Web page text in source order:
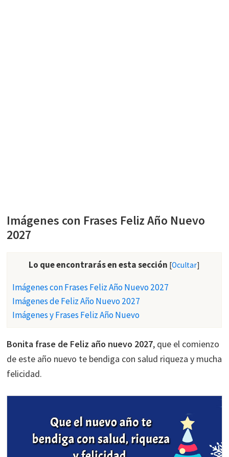
Imágenes con Frases Feliz Año Nuevo
2027
Lo que encontrarás en esta sección [Ocultar]
Imágenes con Frases Feliz Año Nuevo 2027
Imágenes de Feliz Año Nuevo 2027
Imágenes y Frases Feliz Año Nuevo
Bonita frase de Feliz año nuevo 2027, que el comienzo
de este año nuevo te bendiga con salud riqueza y mucha
felicidad.